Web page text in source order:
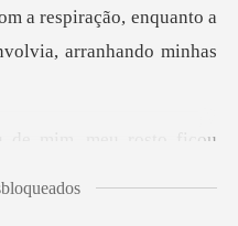
a respiração, enqu
meu rosto ficou